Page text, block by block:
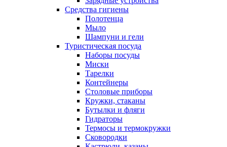
Средства гигиены
Полотенца
Мыло
Шампуни и гели
Туристическая посуда
Наборы посуды
Миски
Тарелки
Контейнеры
Столовые приборы
Кружки, стаканы
Бутылки и фляги
Гидраторы
Термосы и термокружки
Сковородки